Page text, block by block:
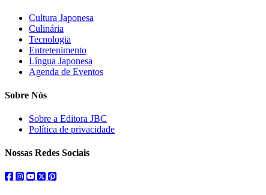
Cultura Japonesa
Culinária
Tecnologia
Entretenimento
Língua Japonesa
Agenda de Eventos
Sobre Nós
Sobre a Editora JBC
Política de privacidade
Nossas Redes Sociais
facebook
instagram
youtube
twitterpinterest